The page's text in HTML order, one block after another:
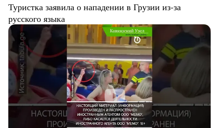
Туристка заявила о нападении в Грузии из-за
русского языка